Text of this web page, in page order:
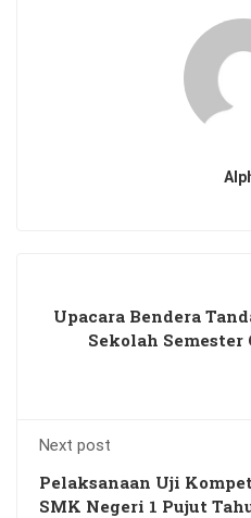
Upacara Bendera
Sekolah Semester
Next post
Pelaksanaan Uji
SMK Negeri 1 Pujut